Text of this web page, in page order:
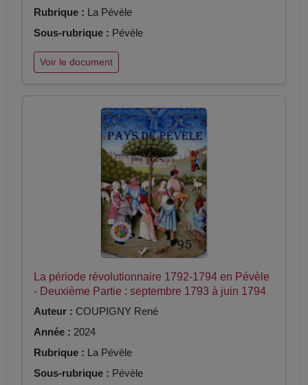
Rubrique : La Pévèle
Sous-rubrique : Pévèle
Voir le document
La période révolutionnaire 1792-1794 en Pévèle
- Deuxième Partie : septembre 1793 à juin 1794
Auteur : COUPIGNY René
Année : 2024
Rubrique : La Pévèle
Sous-rubrique : Pévèle